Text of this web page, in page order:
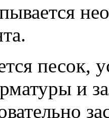
песок,
и